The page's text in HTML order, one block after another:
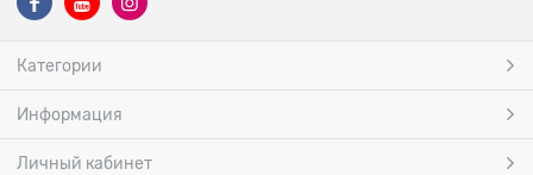
Категории
Информация
Личный кабинет